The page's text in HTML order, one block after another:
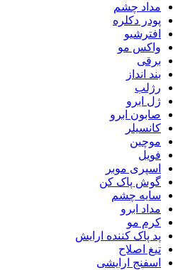
مداد چشم
پودر دکلره
افترشیو
واکس مو
برقی
بند انداز
رژلب
ژل ابرو
صابون ابرو
کانسیلر
موچین
فویل
اسپری موبر
گوش پاک کن
سایه چشم
مداد ابرو
کرم مو
پد پاک کننده ارایش
تیغ اصلاح
اسفنج ارایشی